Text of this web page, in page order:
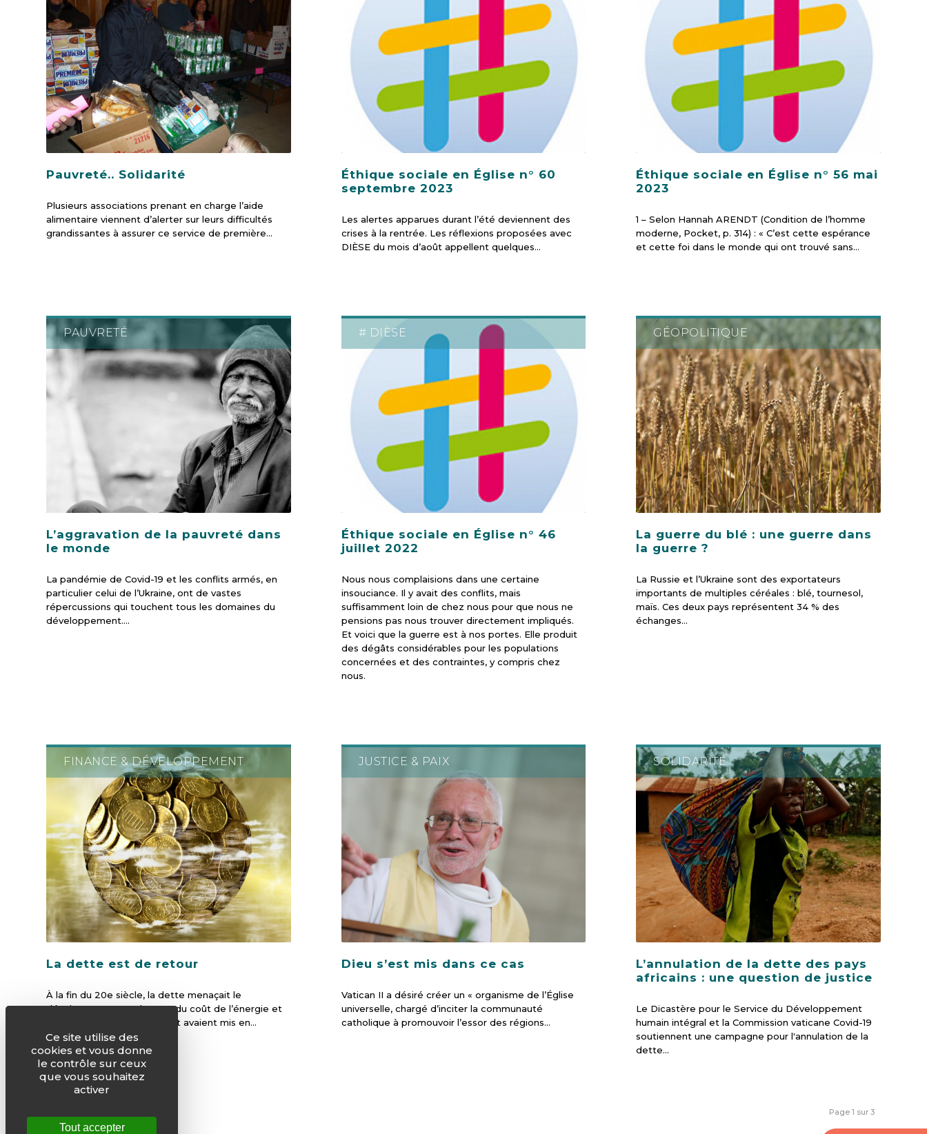
Pauvreté.. Solidarité
Plusieurs associations prenant en charge l’aide
alimentaire viennent d’alerter sur leurs difficultés
grandissantes à assurer ce service de première…
Éthique sociale en Église n° 60
septembre 2023
Les alertes apparues durant l’été deviennent des
crises à la rentrée. Les réflexions proposées avec
DIÈSE du mois d’août appellent quelques…
Éthique sociale en Église n° 56 mai
2023
1 – Selon Hannah ARENDT (Condition de l’homme
moderne, Pocket, p. 314) : « C’est cette espérance
et cette foi dans le monde qui ont trouvé sans…
PAUVRETÉ
L’aggravation de la pauvreté dans
le monde
La pandémie de Covid-19 et les conflits armés, en
particulier celui de l’Ukraine, ont de vastes
répercussions qui touchent tous les domaines du
développement.…
# DIÈSE
Éthique sociale en Église n° 46
juillet 2022
Nous nous complaisions dans une certaine
insouciance. Il y avait des conflits, mais
suffisamment loin de chez nous pour que nous ne
pensions pas nous trouver directement impliqués.
Et voici que la guerre est à nos portes. Elle produit
des dégâts considérables pour les populations
concernées et des contraintes, y compris chez
nous.
GÉOPOLITIQUE
La guerre du blé : une guerre dans
la guerre ?
La Russie et l’Ukraine sont des exportateurs
importants de multiples céréales : blé, tournesol,
maïs. Ces deux pays représentent 34 % des
échanges…
FINANCE & DÉVELOPPEMENT
La dette est de retour
À la fin du 20e siècle, la dette menaçait le
développement. La hausse du coût de l’énergie et
la flambée des taux d’intérêt avaient mis en…
JUSTICE & PAIX
Dieu s’est mis dans ce cas
Vatican II a désiré créer un « organisme de l’Église
universelle, chargé d’inciter la communauté
catholique à promouvoir l’essor des régions…
SOLIDARITÉ
L’annulation de la dette des pays
africains : une question de justice
Le Dicastère pour le Service du Développement
humain intégral et la Commission vaticane Covid-19
soutiennent une campagne pour l'annulation de la
dette…
Page 1 sur 3
Ce site utilise des
cookies et vous donne
le contrôle sur ceux
que vous souhaitez
activer
Tout accepter